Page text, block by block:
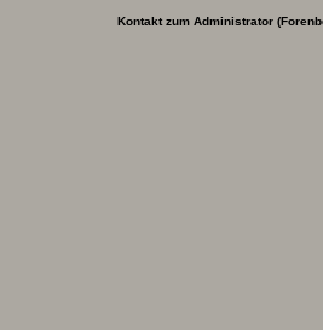
Kontakt zum Administrator